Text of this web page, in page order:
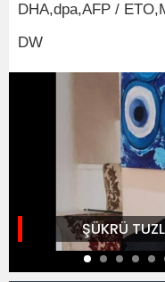
DHA,dpa,AFP /
DW
ŞÜKRÜ